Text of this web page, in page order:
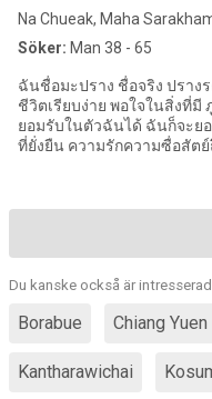
Na Chueak, Maha
Söker: Man 38 - 65
ฉันชื่อมะปราง ชื่อจริง ปราง
ชีวิตเรียบง่าย พอใจในสิ่งที่
ยอมรับในตัวฉันได้ ฉันก็จะย
ที่ยั่งยืน ความรักความซื่อสัต
Du kanske också är
Borabue Chiang Yuen
Kantharawichai